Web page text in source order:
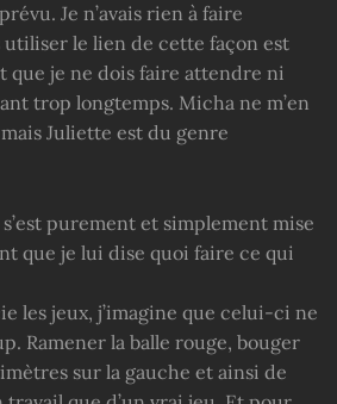
Je n’avais rien à faire
le lien de cette façon est
que je ne dois faire attendre ni
trop longtemps. Micha ne m’en
Juliette est du genre
purement et simplement mise
que je lui dise quoi faire ce qui
les jeux, j’imagine que celui-ci ne
Ramener la balle rouge, bouger
sur la gauche et ainsi de